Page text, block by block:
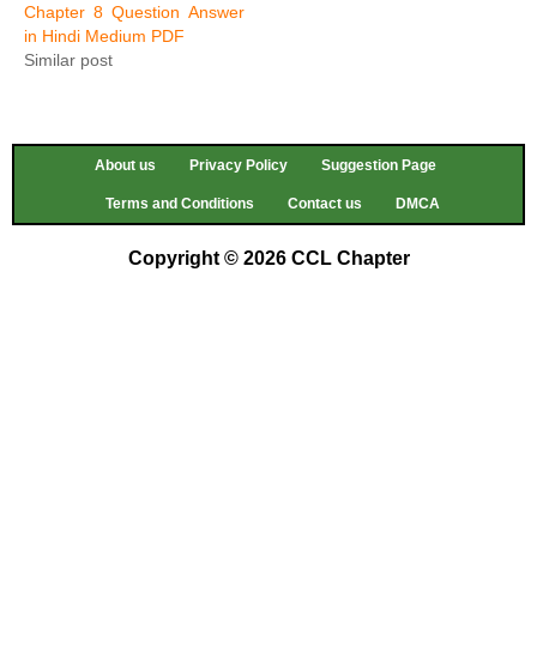
Chapter 8 Question Answer
in Hindi Medium PDF
Similar post
About us Privacy Policy Suggestion Page
Terms and Conditions Contact us DMCA
Copyright © 2026 CCL Chapter